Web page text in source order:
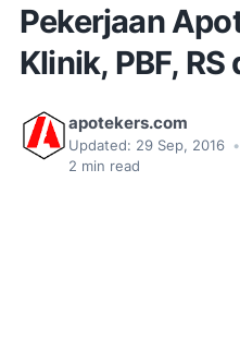
Pekerjaan
Klinik, PBF,
apotekers.com
Updated: 29 Sep, 2016 •
2 min read